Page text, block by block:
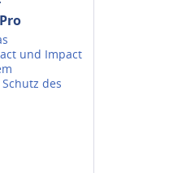
und Impact
des
geht`s